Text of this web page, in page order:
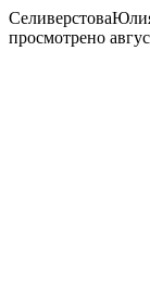
просмотрено